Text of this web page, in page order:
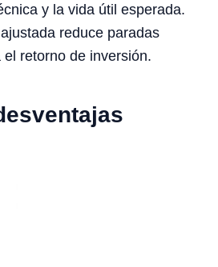
y la vida útil esperada.
reduce paradas
retorno de inversión.